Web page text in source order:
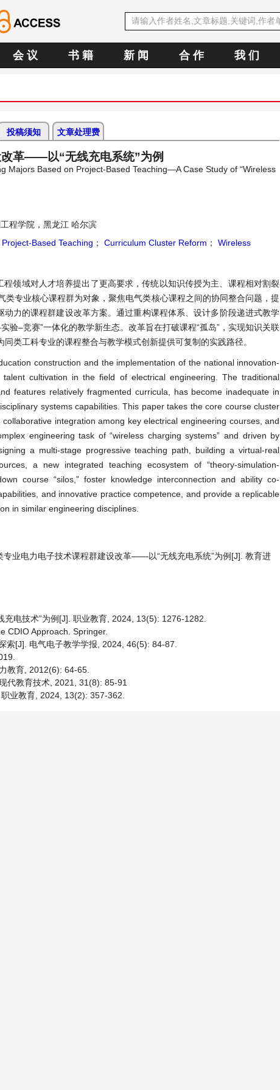
会 议 书 籍 新 闻 合 作 我 们
投稿须知 文章处理费
改革——以“无线充电系统”为例
Majors Based on Project-Based Teaching—A Case Study of “Wireless
程学院，黑龙江 哈尔滨
Project-Based Teaching ； Curriculum Cluster Reform ；
Wireless
领域对人才培养提出了更高要求，传统以知识传授为主、课程相对割裂
专业核心课程群为对象，聚焦电气类核心课程之间的协同整合问题，提
力的课程群建设改革方案。通过重构课程体系、设计多阶段递进式教学
–竞赛”一体化的教学新生态。改革旨在打破课程“孤岛”，实现知识关联
类工科专业的课程整合与教学模式创新提供可复制的实践路径。
construction and the implementation of the national innovation-
cultivation in the field of electrical engineering. The traditional
features relatively fragmented curricula, has become inadequate in
systems capabilities. This paper takes the core course cluster
integration among key electrical engineering courses, and
engineering task of “wireless charging systems” and driven by
a multi-stage progressive teaching path, building a virtual-real
a new integrated teaching ecosystem of “theory-simulation-
course “silos,” foster knowledge interconnection and ability co-
and innovative practice competence, and provide a replicable
in similar engineering disciplines.
业电力电子技术课程群建设改革——以“无线充电系统”为例[J]. 教育进
电技术”为例[J]. 职业教育, 2024, 13(5): 1276-1282.
CDIO Approach. Springer.
索[J]. 电气电子教学学报, 2024, 46(5): 84-87.
教育, 2012(6): 64-65.
代教育技术, 2021, 31(8): 85-91
业教育, 2024, 13(2): 357-362.